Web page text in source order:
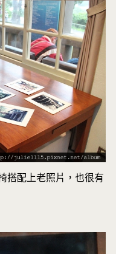
搭配上老照片，也很有